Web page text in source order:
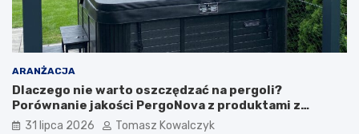
ARANŻACJA
Dlaczego nie warto oszczędzać na pergoli?
Porównanie jakości PergoNova z produktami z
marketu
31 lipca 2026 Tomasz Kowalczyk